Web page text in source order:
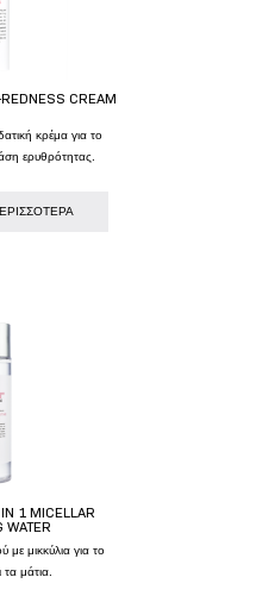
CREAM
κρέμα για το
ερυθρότητας.
1 MICELLAR
WATER
μικκύλια για το
μάτια.